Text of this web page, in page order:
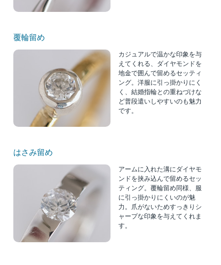
覆輪留め
カジュアルで温かな印象を与
えてくれる、ダイヤモンドを
地金で囲んで留めるセッティ
ング。洋服に引っ掛かりにく
く、結婚指輪との重ねづけな
ど普段遣いしやすいのも魅力
です。
はさみ留め
アームに入れた溝にダイヤモ
ンドを挟み込んで留めるセッ
ティング。覆輪留め同様、服
に引っ掛かりにくいのが魅
力。爪がないためすっきりシ
ャープな印象を与えてくれま
す。